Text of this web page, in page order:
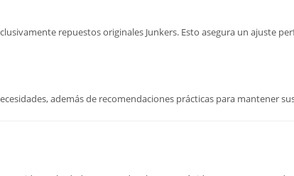
repuestos originales Junkers. Esto asegura un ajuste
además de recomendaciones prácticas para mantener